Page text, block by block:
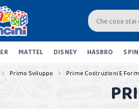
MATTEL DISNEY HASBRO
Primo Sviluppo Prime Costruzioni E